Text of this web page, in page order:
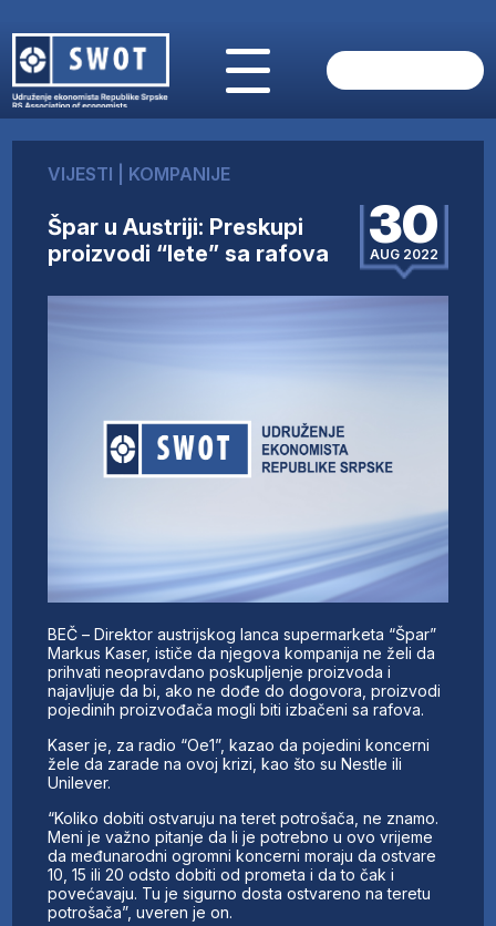
O NAMA
AKTUELNO
ANALIZE
FINANSIJE
UČLANI SE
VIJESTI KOMPANIJE
Špar u Austriji: Preskupi
proizvodi “lete” sa rafova
30
AUG 2022
BEČ – Direktor austrijskog lanca supermarketa “Špar”
Markus Kaser, ističe da njegova kompanija ne želi da
prihvati neopravdano poskupljenje proizvoda i
najavljuje da bi, ako ne dođe do dogovora, proizvodi
pojedinih proizvođača mogli biti izbačeni sa rafova.
Kaser je, za radio “Oe1”, kazao da pojedini koncerni
žele da zarade na ovoj krizi, kao što su Nestle ili
Unilever.
“Koliko dobiti ostvaruju na teret potrošača, ne znamo.
Meni je važno pitanje da li je potrebno u ovo vrijeme
da međunarodni ogromni koncerni moraju da ostvare
10, 15 ili 20 odsto dobiti od prometa i da to čak i
povećavaju. Tu je sigurno dosta ostvareno na teretu
potrošača”, uveren je on.